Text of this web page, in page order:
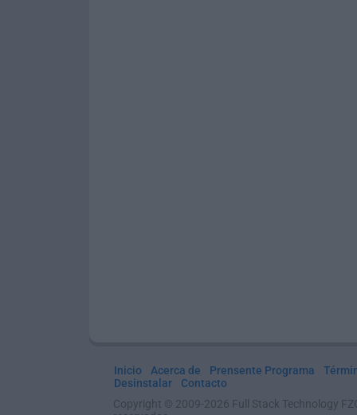
Inicio Acerca de Prensente Programa
Desinstalar
Contacto
Copyright © 2009-2026 Full Stack Technology